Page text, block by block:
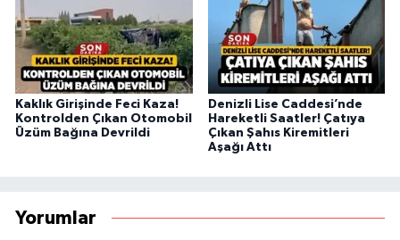
Kaklık Girişinde Feci Kaza!
Kontrolden Çıkan Otomobil
Üzüm Bağına Devrildi
Denizli Lise Caddesi’nde
Hareketli Saatler! Çatıya
Çıkan Şahıs Kiremitleri
Aşağı Attı
Yorumlar